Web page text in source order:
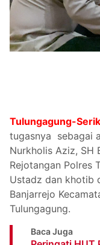
Tulungagung-
tugasnya sebagai
Nurkholis Aziz, SH
Rejotangan Polres
Ustadz dan khotib
Banjarrejo
Tulungagung.
Baca Juga